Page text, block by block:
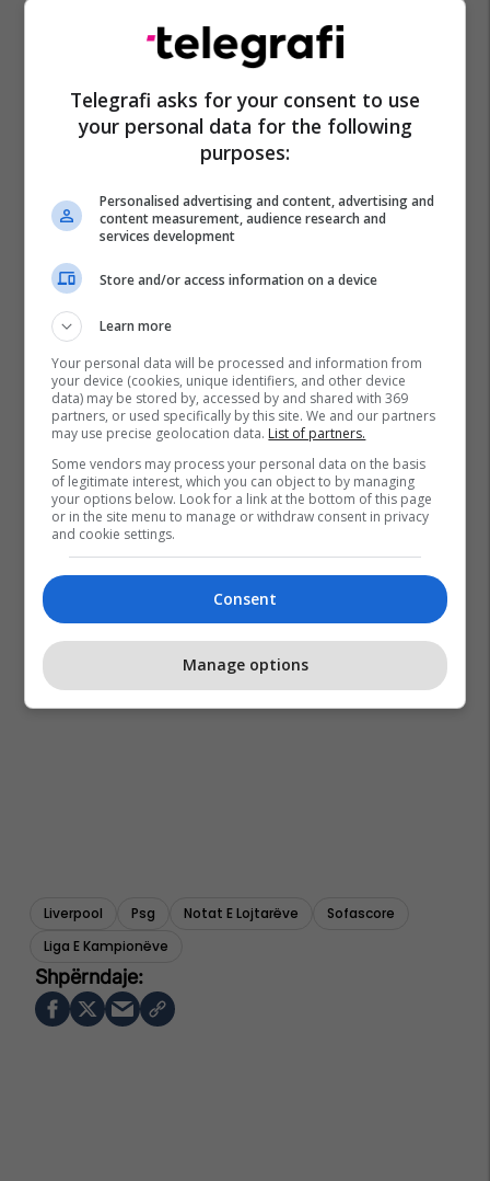
Liverpool Psg Notat E Lojtarëve
Sofascore
Liga E Kampionëve
Telegrafi asks for your consent to use
your personal data for the following
purposes:
Personalised advertising and content, advertising and
content measurement, audience research and
services development
Store and/or access information on a device
Learn more
Your personal data will be processed and information from
your device (cookies, unique identifiers, and other device
data) may be stored by, accessed by and shared with 369
partners, or used specifically by this site. We and our partners
may use precise geolocation data. List of partners.
Some vendors may process your personal data on the basis
of legitimate interest, which you can object to by managing
your options below. Look for a link at the bottom of this page
or in the site menu to manage or withdraw consent in privacy
and cookie settings.
Consent
Manage options